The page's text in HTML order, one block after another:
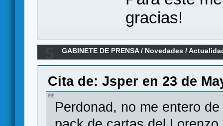
gracias!
GABINETE DE PRENSA/ Novedades /
Cita de: Jsper en 23 de
Perdonad, no me entero